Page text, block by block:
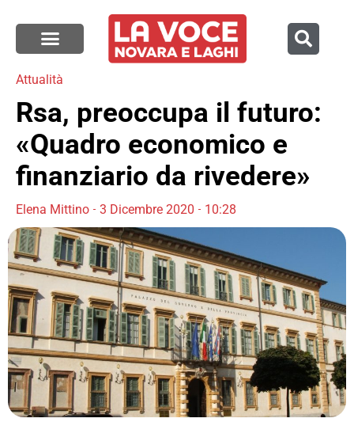
Attualità
Rsa, preoccupa il futuro:
«Quadro economico e
finanziario da rivedere»
Elena Mittino 3 Dicembre 2020 10:28